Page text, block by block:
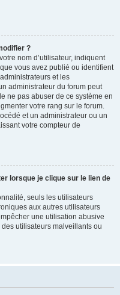
?
nom d’utilisateur, indiquent
vous avez publié ou identifient
et les
administrateur du forum peut
ne pas abuser de ce système en
votre rang sur le forum.
et un administrateur ou un
votre compteur de
lorsque je clique sur le lien de
seuls les utilisateurs
aux autres utilisateurs
une utilisation abusive
utilisateurs malveillants ou